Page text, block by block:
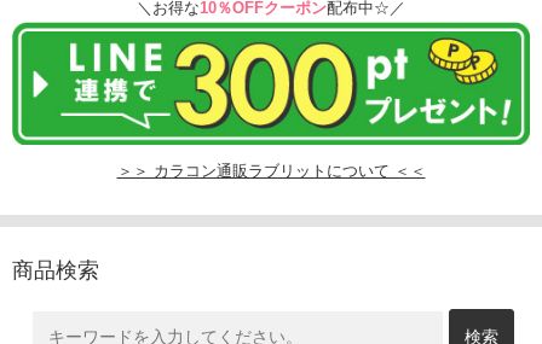
＼お得な10％OFFクーポン配布中☆／
＞＞ カラコン通販ラブリットについて ＜＜
商品検索